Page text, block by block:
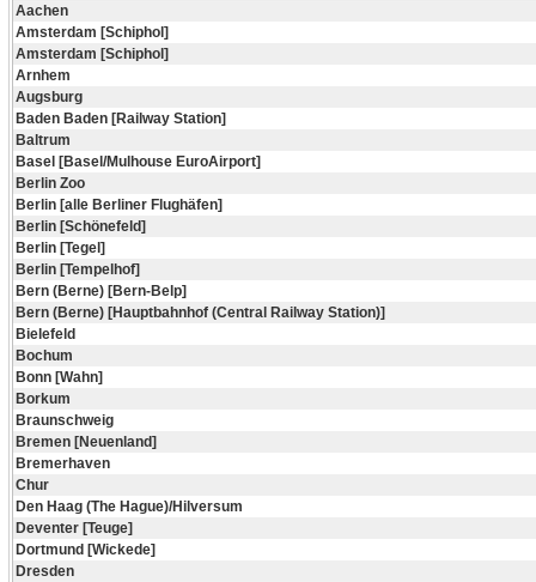
Aachen
Amsterdam [Schiphol]
Amsterdam [Schiphol]
Arnhem
Augsburg
Baden Baden [Railway Station]
Baltrum
Basel [Basel/Mulhouse EuroAirport]
Berlin Zoo
Berlin [alle Berliner Flughäfen]
Berlin [Schönefeld]
Berlin [Tegel]
Berlin [Tempelhof]
Bern (Berne) [Bern-Belp]
Bern (Berne) [Hauptbahnhof (Central Railway Station)]
Bielefeld
Bochum
Bonn [Wahn]
Borkum
Braunschweig
Bremen [Neuenland]
Bremerhaven
Chur
Den Haag (The Hague)/Hilversum
Deventer [Teuge]
Dortmund [Wickede]
Dresden